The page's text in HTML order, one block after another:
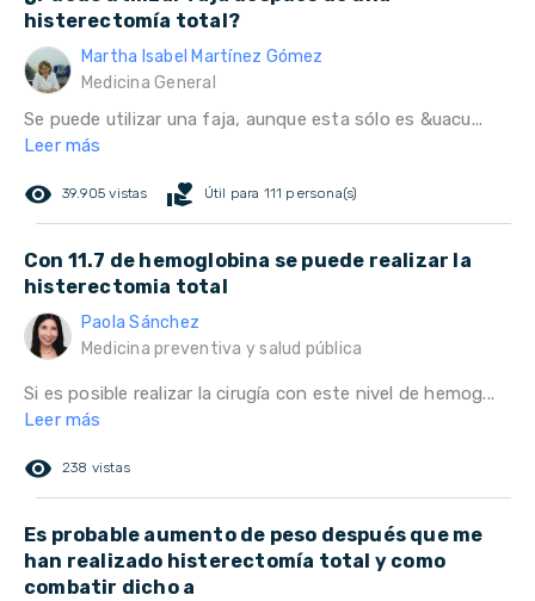
histerectomía total?
Martha Isabel Martínez Gómez
Medicina General
Se puede utilizar una faja, aunque esta sólo es &uacu...
Leer más
remove_red_eye 39.905 vistas volunteer_activism Útil para 111 persona(s)
Con 11.7 de hemoglobina se puede realizar la
histerectomia total
Paola Sánchez
Medicina preventiva y salud pública
Si es posible realizar la cirugía con este nivel de hemog...
Leer más
remove_red_eye 238 vistas
Es probable aumento de peso después que me
han realizado histerectomía total y como
combatir dicho a